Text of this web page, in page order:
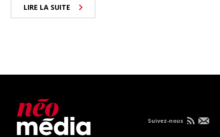
LIRE LA SUITE
Suivez-nous